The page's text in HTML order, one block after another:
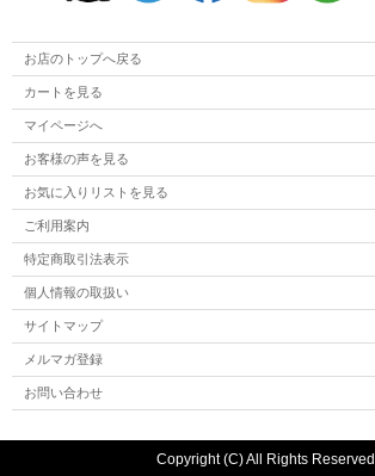
お店のトップへ戻る
カートを見る
マイページへ
お客様の声を見る
お気に入りリストを見る
ご利用案内
特定商取引法表示
個人情報の取扱い
サイトマップ
メルマガ登録
お問い合わせ
Copyright (C) All Rights Reserved.